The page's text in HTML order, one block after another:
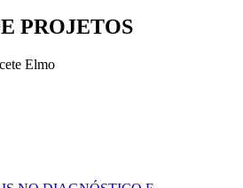
PROJETOS